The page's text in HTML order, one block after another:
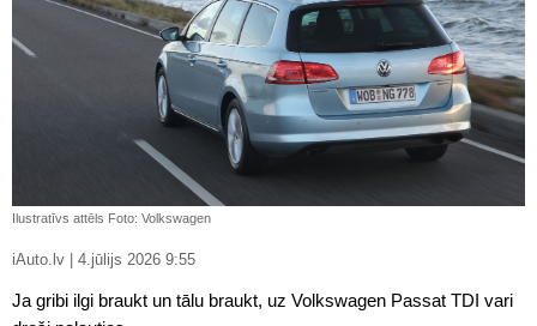
Ilustratīvs attēls Foto: Volkswagen
iAuto.lv | 4.jūlijs 2026 9:55
Ja gribi ilgi braukt un tālu braukt, uz Volkswagen Passat TDI vari